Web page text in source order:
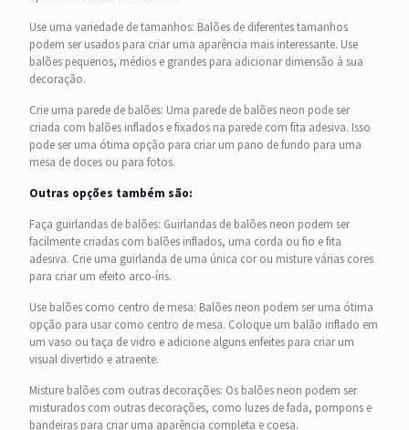
Use uma variedade de tamanhos: Balões de diferentes tamanhos
podem ser usados para criar uma aparência mais interessante. Use
balões pequenos, médios e grandes para adicionar dimensão à sua
decoração.
Crie uma parede de balões: Uma parede de balões neon pode ser
criada com balões inflados e fixados na parede com fita adesiva. Isso
pode ser uma ótima opção para criar um pano de fundo para uma
mesa de doces ou para fotos.
Outras opções também são:
Faça guirlandas de balões: Guirlandas de balões neon podem ser
facilmente criadas com balões inflados, uma corda ou fio e fita
adesiva. Crie uma guirlanda de uma única cor ou misture várias cores
para criar um efeito arco-íris.
Use balões como centro de mesa: Balões neon podem ser uma ótima
opção para usar como centro de mesa. Coloque um balão inflado em
um vaso ou taça de vidro e adicione alguns enfeites para criar um
visual divertido e atraente.
Misture balões com outras decorações: Os balões neon podem ser
misturados com outras decorações, como luzes de fada, pompons e
bandeiras para criar uma aparência completa e coesa.